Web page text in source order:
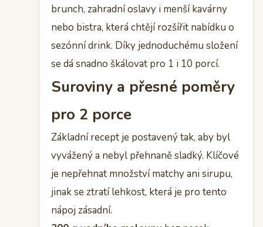
brunch, zahradní oslavy i menší kavárny
nebo bistra, která chtějí rozšířit nabídku o
sezónní drink. Díky jednoduchému složení
se dá snadno škálovat pro 1 i 10 porcí.
Suroviny a přesné poměry
pro 2 porce
Základní recept je postavený tak, aby byl
vyvážený a nebyl přehnaně sladký. Klíčové
je nepřehnat množství matchy ani sirupu,
jinak se ztratí lehkost, která je pro tento
nápoj zásadní.